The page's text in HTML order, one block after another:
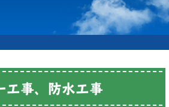
事、防水工事